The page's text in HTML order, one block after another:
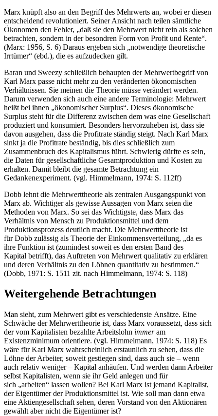
Marx knüpft also an den Begriff des Mehrwerts an, wobei er diesen
entscheidend revolutioniert. Seiner Ansicht nach teilen sämtliche
Ökonomen den Fehler, „daß sie den Mehrwert nicht rein als solchen
betrachten, sondern in der besondren Form von Profit und Rente“.
(Marx: 1956, S. 6) Daraus ergeben sich „notwendige theoretische
Irrtümer“ (ebd.), die es aufzudecken gilt.
Baran und Sweezy schließlich behaupten der Mehrwertbegriff von
Karl Marx passe nicht mehr zu den veränderten ökonomischen
Verhältnissen. Sie meinen die Theorie müsse verändert werden.
Darum verwenden sich auch eine andere Terminologie: Mehrwert
heißt bei ihnen „ökonomischer Surplus“. Dieses ökonomische
Surplus steht für die Differenz zwischen dem was eine Gesellschaft
produziert und konsumiert. Besonders hervorzuheben ist, dass sie
davon ausgehen, dass die Profitrate ständig steigt. Nach Karl Marx
sinkt ja die Profitrate beständig, bis dies schließlich zum
Zusammenbruch des Kapitalismus führt. Schwierig dürfte es sein,
die Daten für gesellschaftliche Gesamtproduktion und Kosten zu
erhalten. Damit bleibt die gesamte Betrachtung ein
Gedankenexperiment. (vgl. Himmelmann, 1974: S. 112ff)
Dobb lehnt die Mehrwerttheorie als zentralen Ausgangspunkt von
Marx ab. Wichtiger als gewisse Aussagen von Marx seien die
Methoden von Marx. So sei das Wichtigste, dass Marx das
Verhältnis von Mensch zu Produktionsmittel und dem
Produktionsprozess deutlich macht. Die Mehrwerttheorie ist
für Dobb zulässig als Theorie der Einkommensverteilung, „da es
ihre Funktion ist (zumindest soweit es den ersten Band des
Kapital betrifft), das Auftreten von Mehrwert qualitativ zu erklären
und deren Verhältnis zu den Löhnen quantitativ zu bestimmen.“
(Dobb, 1971: S. 1511 zit. nach Himmelmann, 1974: S. 118)
Weitergehende Betrachtungen
Man sieht, zum Mehrwert gibt es verschiedenste Ansätze. Eine
Schwäche der Mehrwerttheorie ist, dass Marx voraussetzt, dass sich
der vom Kapitalisten bezahlte Arbeitslohn immeram
Existenzminimum orientiere. (vgl. Himmelmann, 1974: S. 118) Es
wäre für Karl Marx wahrscheinlich erstaunlich zu sehen, dass die
Löhne der Arbeiter, soweit gestiegen sind, dass auch sie – wenn
auch relativ weniger – Kapital anhäufen. Und werden dann Arbeiter
selbst Kapitalisten, wenn sie ihr Geld anlegen und für
sich „arbeiten“ lassen wollen? Bei Karl Marx ist jemand Kapitalist,
der Eigentümer der Produktionsmittel ist. Wie soll man dann etwa
eine Aktiengesellschaft sehen, deren Vorstand von den Aktionären
gewählt aber nicht die Eigentümer ist?